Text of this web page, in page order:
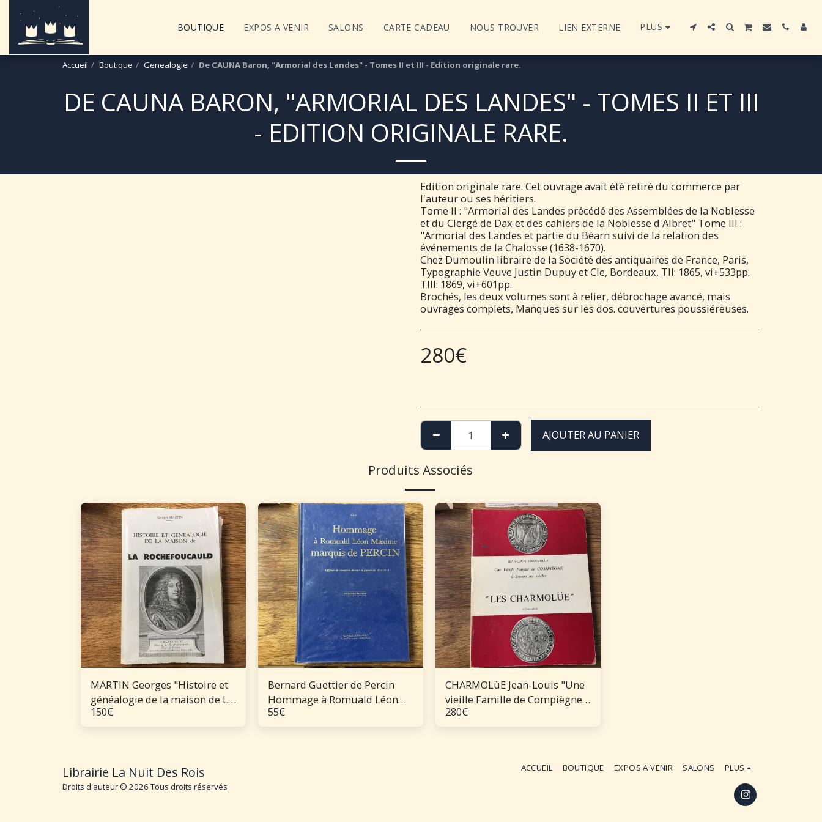
BOUTIQUE EXPOS A VENIR SALONS CARTE CADEAU NOUS TROUVER LIEN EXTERNE PLUS
Accueil Boutique Genealogie De CAUNA Baron, "Armorial des Landes" - Tomes II et III - Edition originale rare.
DE CAUNA BARON, "ARMORIAL DES LANDES" - TOMES II ET III
- EDITION ORIGINALE RARE.
Edition originale rare. Cet ouvrage avait été retiré du commerce par
l'auteur ou ses héritiers.
Tome II : "Armorial des Landes précédé des Assemblées de la Noblesse
et du Clergé de Dax et des cahiers de la Noblesse d'Albret" Tome III :
"Armorial des Landes et partie du Béarn suivi de la relation des
événements de la Chalosse (1638-1670).
Chez Dumoulin libraire de la Société des antiquaires de France, Paris,
Typographie Veuve Justin Dupuy et Cie, Bordeaux, TII: 1865, vi+533pp.
TIII: 1869, vi+601pp.
Brochés, les deux volumes sont à relier, débrochage avancé, mais
ouvrages complets, Manques sur les dos. couvertures poussiéreuses.
280€
AJOUTER AU PANIER
Produits Associés
MARTIN Georges "Histoire et
généalogie de la maison de La
Rochefoucauld"
150€
Bernard Guettier de Percin
Hommage à Romuald Léon
Maxime marquis de Percin,
55€
CHARMOLüE Jean-Louis "Une
vieille Famille de Compiègne à
travers les siècles "Les
280€
Librairie La Nuit Des Rois
Droits d'auteur © 2026 Tous droits réservés
ACCUEIL BOUTIQUE EXPOS A VENIR SALONS PLUS